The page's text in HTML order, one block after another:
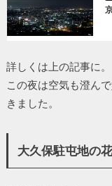
詳しくは上の記事に。
この夜は空気も澄ん
きました。
大久保駐屯地の